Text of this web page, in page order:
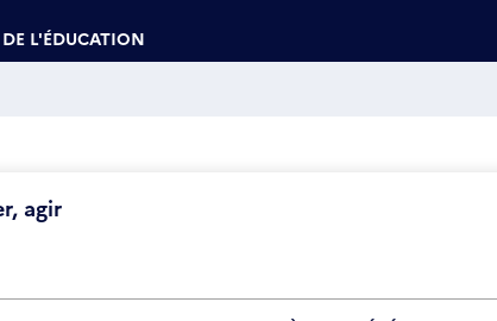
DE L'ÉDUCATION
agir